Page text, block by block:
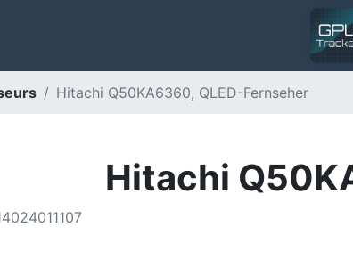
Hitachi Q50KA6360, QLED-Fernseher
Hitachi